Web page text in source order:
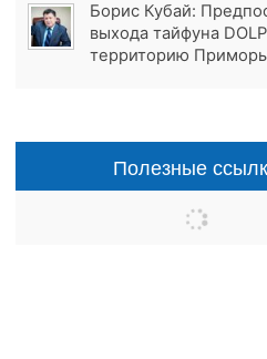
Борис Кубай:
выхода тайфуна
территорию
Полезные